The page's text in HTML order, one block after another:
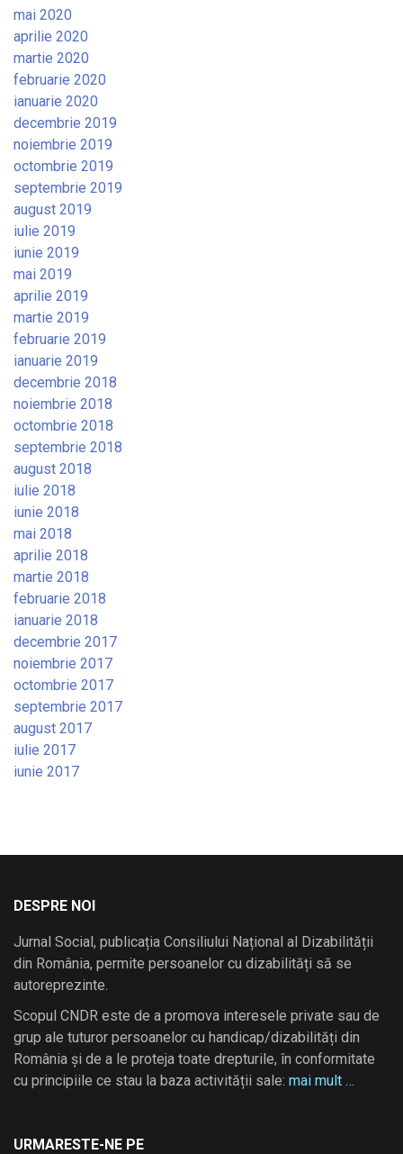
mai 2020
aprilie 2020
martie 2020
februarie 2020
ianuarie 2020
decembrie 2019
noiembrie 2019
octombrie 2019
septembrie 2019
august 2019
iulie 2019
iunie 2019
mai 2019
aprilie 2019
martie 2019
februarie 2019
ianuarie 2019
decembrie 2018
noiembrie 2018
octombrie 2018
septembrie 2018
august 2018
iulie 2018
iunie 2018
mai 2018
aprilie 2018
martie 2018
februarie 2018
ianuarie 2018
decembrie 2017
noiembrie 2017
octombrie 2017
septembrie 2017
august 2017
iulie 2017
iunie 2017
DESPRE NOI
Jurnal Social, publicația Consiliului Național al Dizabilității
din România, permite persoanelor cu dizabilități să se
autoreprezinte.
Scopul CNDR este de a promova interesele private sau de
grup ale tuturor persoanelor cu handicap/dizabilități din
România și de a le proteja toate drepturile, în conformitate
cu principiile ce stau la baza activității sale: mai mult …
URMARESTE-NE PE